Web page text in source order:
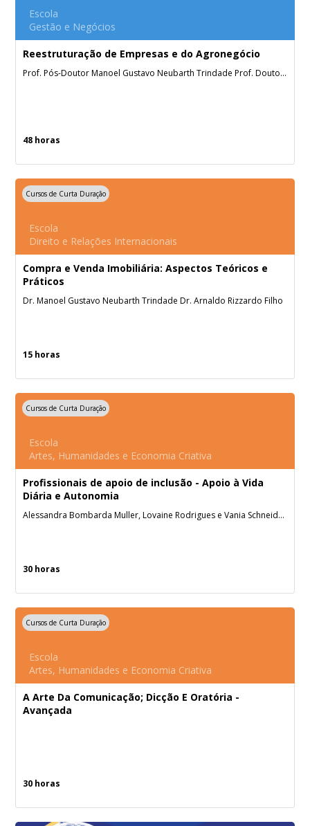
Escola
Gestão e Negócios
Reestruturação de Empresas e do Agronegócio
Prof. Pós-Doutor Manoel Gustavo Neubarth Trindade Prof. Doutor Arthur Alves Silveira Exma. Dra. Giovana Farenzena Exmo. Des. Ney Wiedemann Neto
48 horas
Cursos de Curta Duração
Escola
Direito e Relações Internacionais
Compra e Venda Imobiliária: Aspectos Teóricos e
Práticos
Dr. Manoel Gustavo Neubarth Trindade Dr. Arnaldo Rizzardo Filho
15 horas
Cursos de Curta Duração
Escola
Artes, Humanidades e Economia Criativa
Profissionais de apoio de inclusão - Apoio à Vida
Diária e Autonomia
Alessandra Bombarda Muller, Lovaine Rodrigues e Vania Schneider.
30 horas
Cursos de Curta Duração
Escola
Artes, Humanidades e Economia Criativa
A Arte Da Comunicação; Dicção E Oratória -
Avançada
30 horas